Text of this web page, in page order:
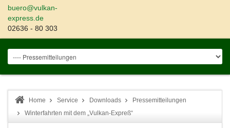
buero@vulkan-
express.de
02636 - 80 303
Home Service Downloads
Pressemitteilungen
Winterfahrten mit dem „Vulkan-Expreß“